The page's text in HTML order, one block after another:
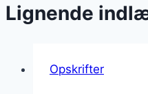
Lignende
Opskrifter